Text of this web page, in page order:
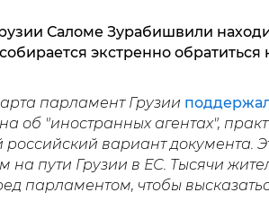
Саломе Зурабишвили
экстренно обратиться
парламент Грузии
об "иностранных агентах",
вариант документа.
на пути Грузии в ЕС. Тысячи
парламентом, чтобы